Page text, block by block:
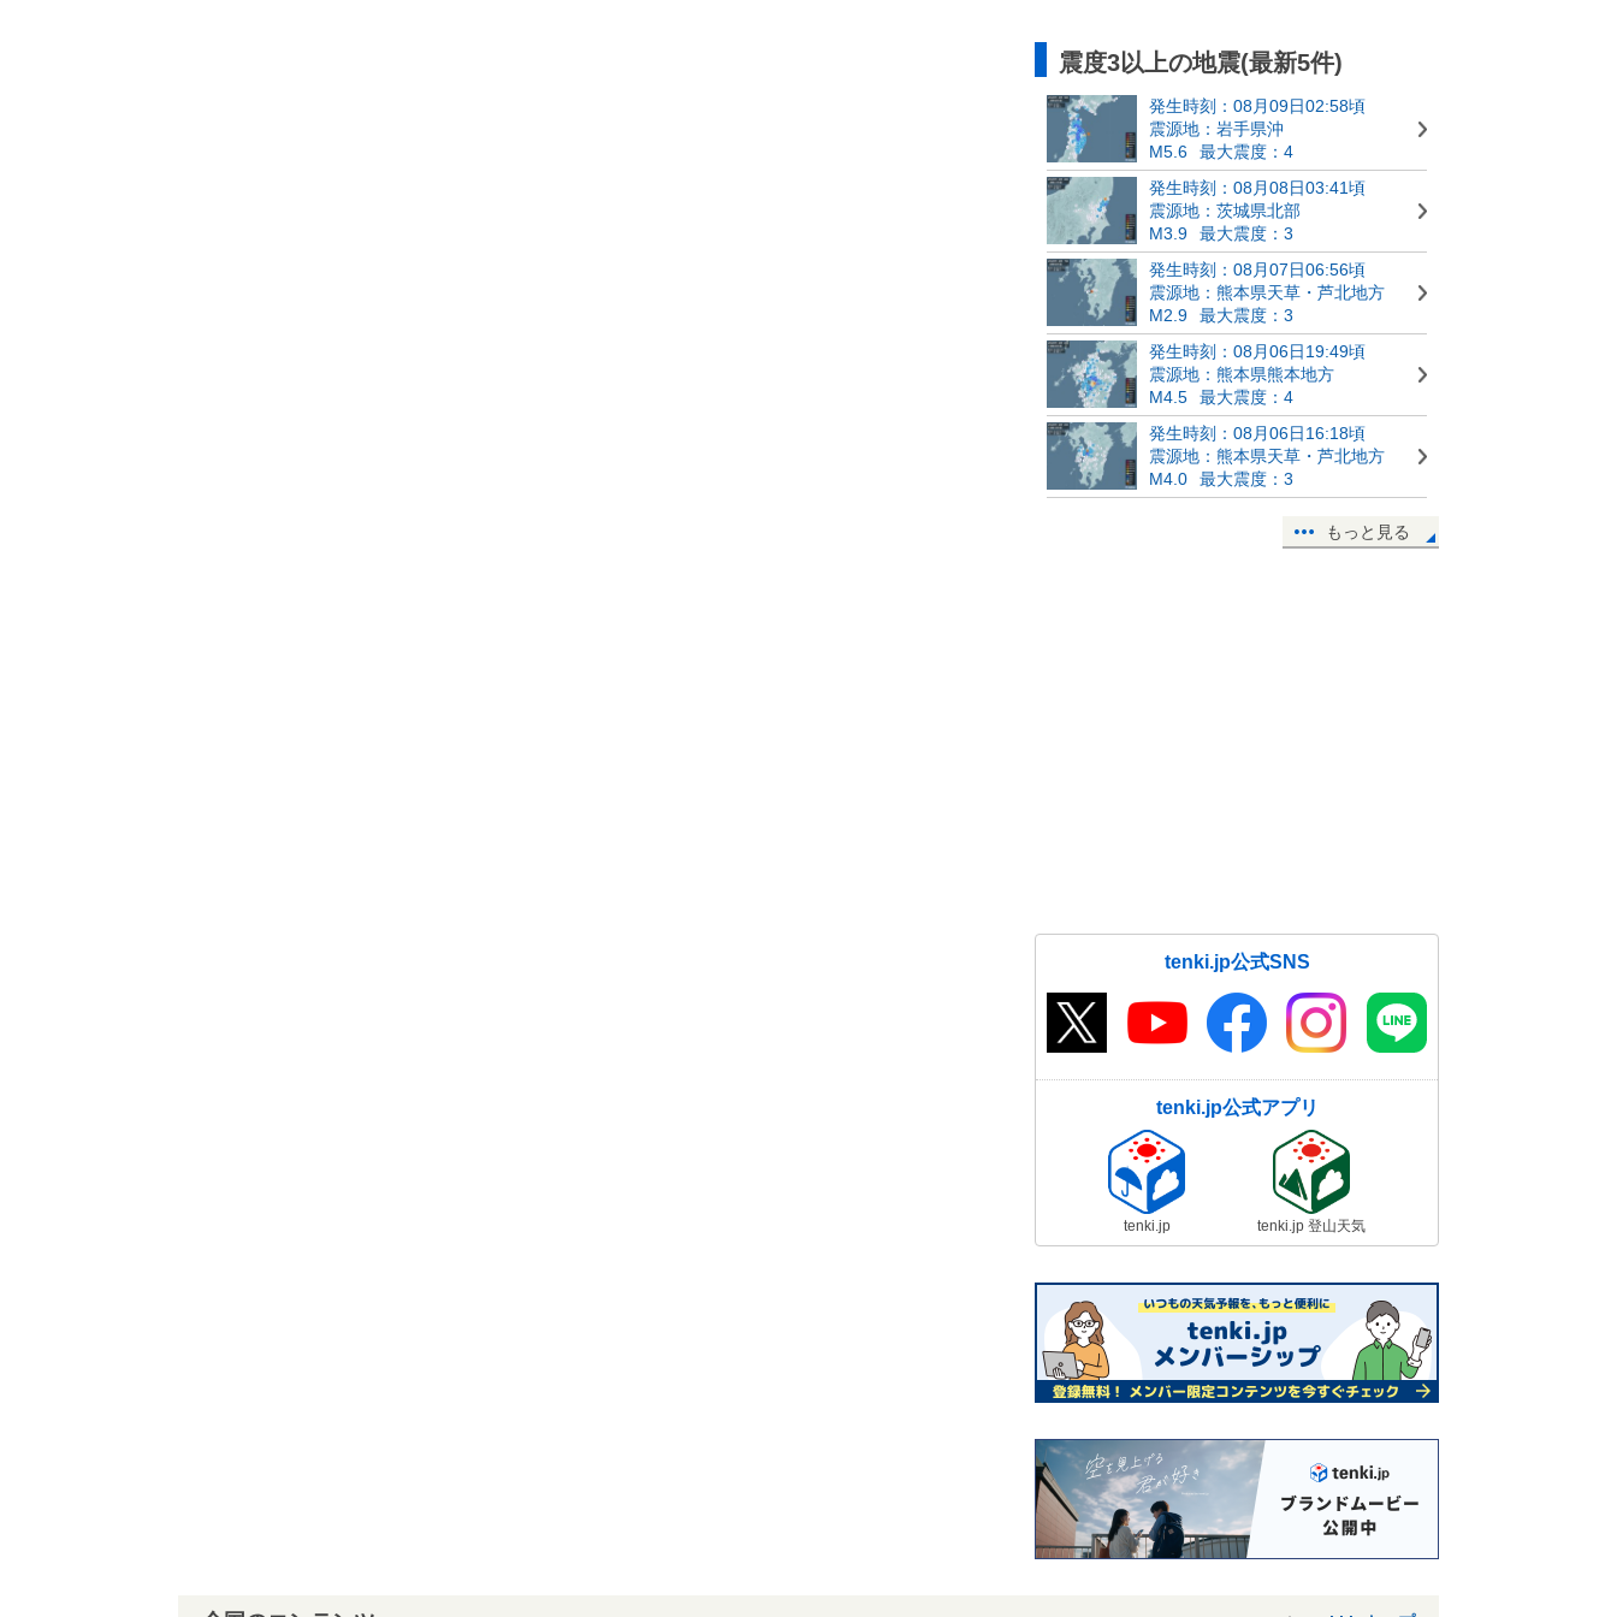
震度3以上の地震(最新5件)
発生時刻：08月09日02:58頃
震源地：岩手県沖
M5.6
最大震度：4
発生時刻：08月08日03:41頃
震源地：茨城県北部
M3.9
最大震度：3
発生時刻：08月07日06:56頃
震源地：熊本県天草・芦北地方
M2.9
最大震度：3
発生時刻：08月06日19:49頃
震源地：熊本県熊本地方
M4.5
最大震度：4
発生時刻：08月06日16:18頃
震源地：熊本県天草・芦北地方
M4.0
最大震度：3
もっと見る
tenki.jp公式SNS
tenki.jp公式アプリ
tenki.jp tenki.jp 登山天気